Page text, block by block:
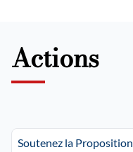
Actions
Soutenez la Proposition